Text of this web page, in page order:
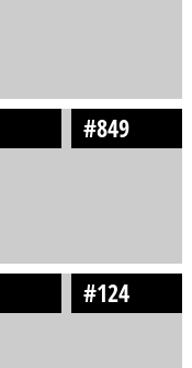
#849
#124